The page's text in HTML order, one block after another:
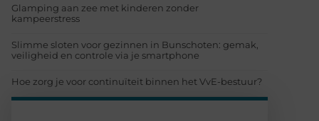
Glamping aan zee met kinderen zonder
kampeerstress
Slimme sloten voor gezinnen in Bunschoten: gemak,
veiligheid en controle via je smartphone
Hoe zorg je voor continuïteit binnen het VvE-bestuur?